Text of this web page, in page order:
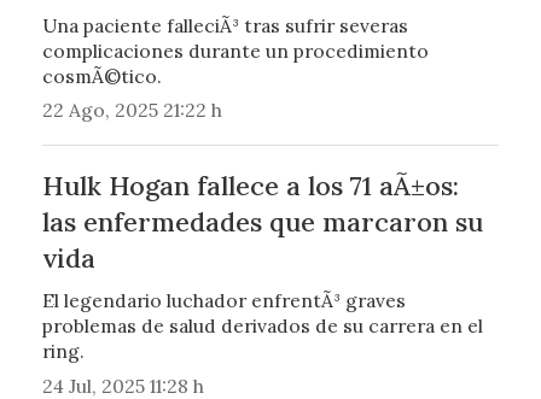
Una paciente falleciÃ³ tras sufrir severas
complicaciones durante un procedimiento
cosmÃ©tico.
22 Ago, 2025 21:22 h
Hulk Hogan fallece a los 71 aÃ±os:
las enfermedades que marcaron su
vida
El legendario luchador enfrentÃ³ graves
problemas de salud derivados de su carrera en el
ring.
24 Jul, 2025 11:28 h